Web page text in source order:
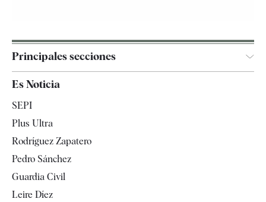
Principales secciones
España
Televisión
Es Noticia
SEPI
Plus Ultra
Rodríguez Zapatero
Pedro Sánchez
Guardia Civil
Leire Díez